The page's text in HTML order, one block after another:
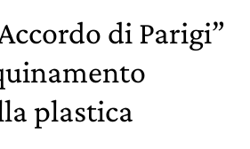
di Parigi”
plastica